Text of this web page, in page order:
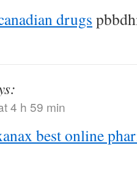
drugs
4 h 59 min
best online